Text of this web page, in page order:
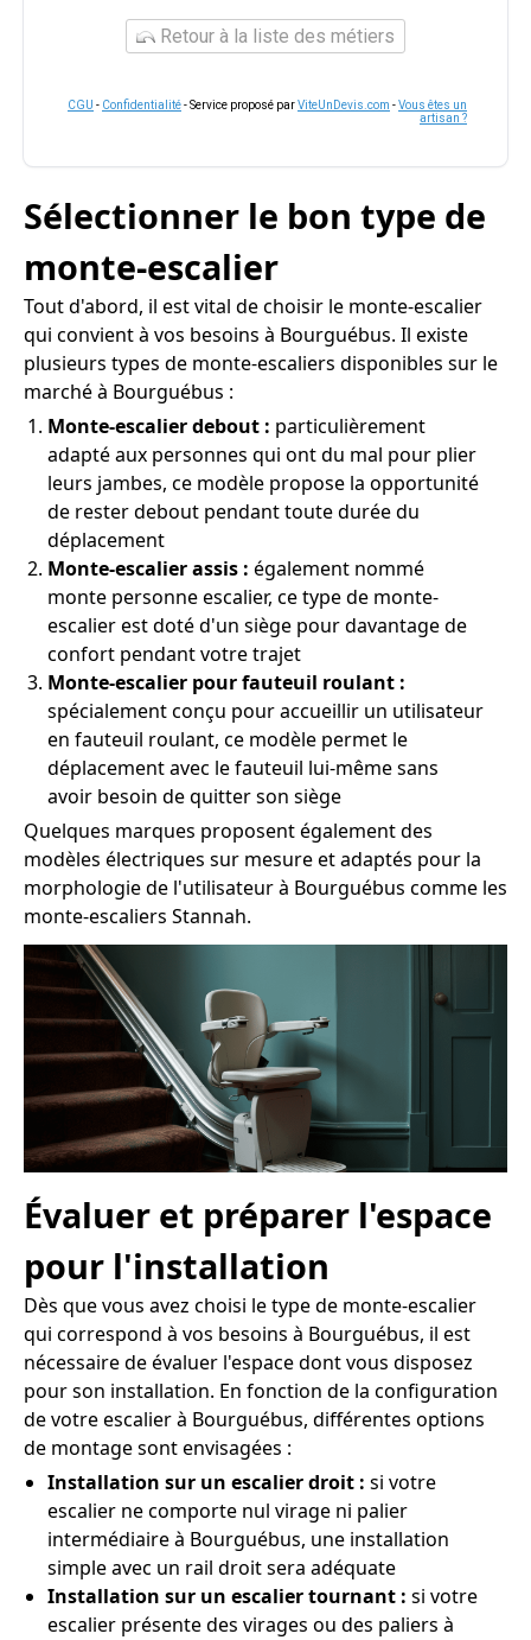
Retour à la liste des métiers
CGU - Confidentialité- Service proposé parViteUnDevis.com -Vous êtes un
artisan ?
Sélectionner le bon type de
monte-escalier
Tout d'abord, il est vital de choisir le monte-escalier
qui convient à vos besoins à Bourguébus. Il existe
plusieurs types de monte-escaliers disponibles sur le
marché à Bourguébus :
Monte-escalier debout : particulièrement
adapté aux personnes qui ont du mal pour plier
leurs jambes, ce modèle propose la opportunité
de rester debout pendant toute durée du
déplacement
Monte-escalier assis : également nommé
monte personne escalier, ce type de monte-
escalier est doté d'un siège pour davantage de
confort pendant votre trajet
Monte-escalier pour fauteuil roulant :
spécialement conçu pour accueillir un utilisateur
en fauteuil roulant, ce modèle permet le
déplacement avec le fauteuil lui-même sans
avoir besoin de quitter son siège
Quelques marques proposent également des
modèles électriques sur mesure et adaptés pour la
morphologie de l'utilisateur à Bourguébus comme les
monte-escaliers Stannah.
Évaluer et préparer l'espace
pour l'installation
Dès que vous avez choisi le type de monte-escalier
qui correspond à vos besoins à Bourguébus, il est
nécessaire de évaluer l'espace dont vous disposez
pour son installation. En fonction de la configuration
de votre escalier à Bourguébus, différentes options
de montage sont envisagées :
Installation sur un escalier droit : si votre
escalier ne comporte nul virage ni palier
intermédiaire à Bourguébus, une installation
simple avec un rail droit sera adéquate
Installation sur un escalier tournant : si votre
escalier présente des virages ou des paliers à